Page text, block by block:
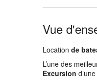
Vue
Location de
L’une des
Excursion